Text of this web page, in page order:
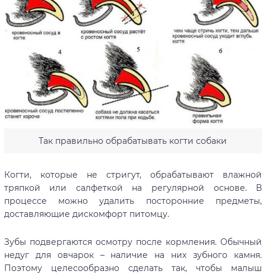
Так правильно обрабатывать когти собаки
Когти, которые не стригут, обрабатывают влажной
тряпкой или салфеткой на регулярной основе. В
процессе можно удалить посторонние предметы,
доставляющие дискомфорт питомцу.
Зубы подвергаются осмотру после кормления. Обычный
недуг для овчарок – наличие на них зубного камня.
Поэтому целесообразно сделать так, чтобы малыш